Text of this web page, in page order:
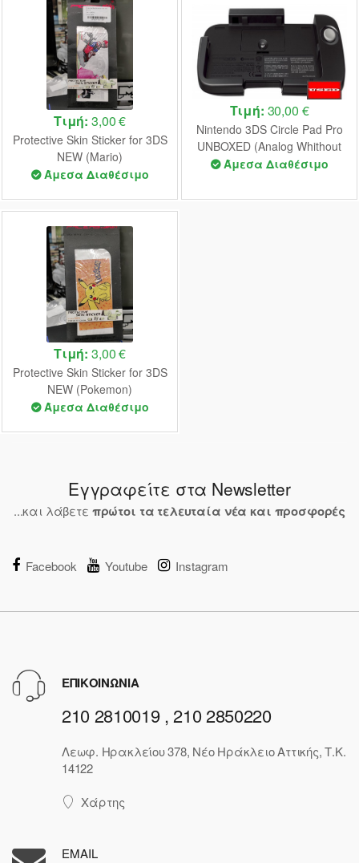
Τιμή: 3,00 €
Protective Skin Sticker for 3DS
NEW (Mario)
Άμεσα Διαθέσιμο
Τιμή: 30,00 €
Nintendo 3DS Circle Pad Pro
UNBOXED (Analog Whithout
Grip)
Άμεσα Διαθέσιμο
Τιμή: 3,00 €
Protective Skin Sticker for 3DS
NEW (Pokemon)
Άμεσα Διαθέσιμο
Εγγραφείτε στα Newsletter
...και λάβετε πρώτοι τα τελευταία νέα και προσφορές
Facebook Youtube Instagram
ΕΠΙΚΟΙΝΩΝΙΑ
210 2810019 , 210 2850220
Λεωφ. Ηρακλείου 378, Νέο Ηράκλειο Αττικής, Τ.Κ.
14122
Χάρτης
EMAIL